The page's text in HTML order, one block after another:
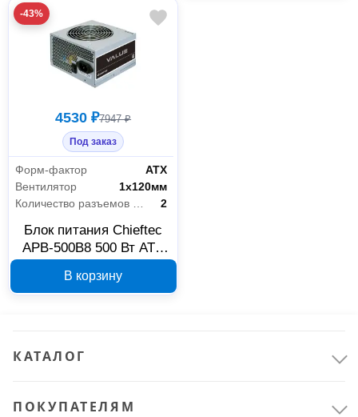
Электрика и свет
Устройства электропитания
-43%
4530 ₽7947 ₽
Под заказ
Форм-фактор
АТХ
Вентилятор
1х120мм
2
Блок питания Chieftec
APB-500B8 500 Вт ATX
В корзину
КАТАЛОГ
ПОКУПАТЕЛЯМ